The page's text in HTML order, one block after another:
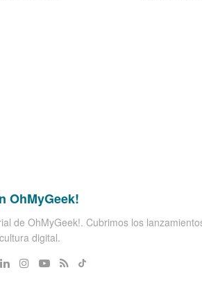
OhMyGeek!
de OhMyGeek!. Cubrimos los
digital.